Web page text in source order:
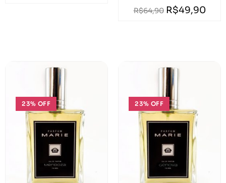
Avaliação
5.00 de 5
R$64,90 R$49,90
23% OFF 23% OFF